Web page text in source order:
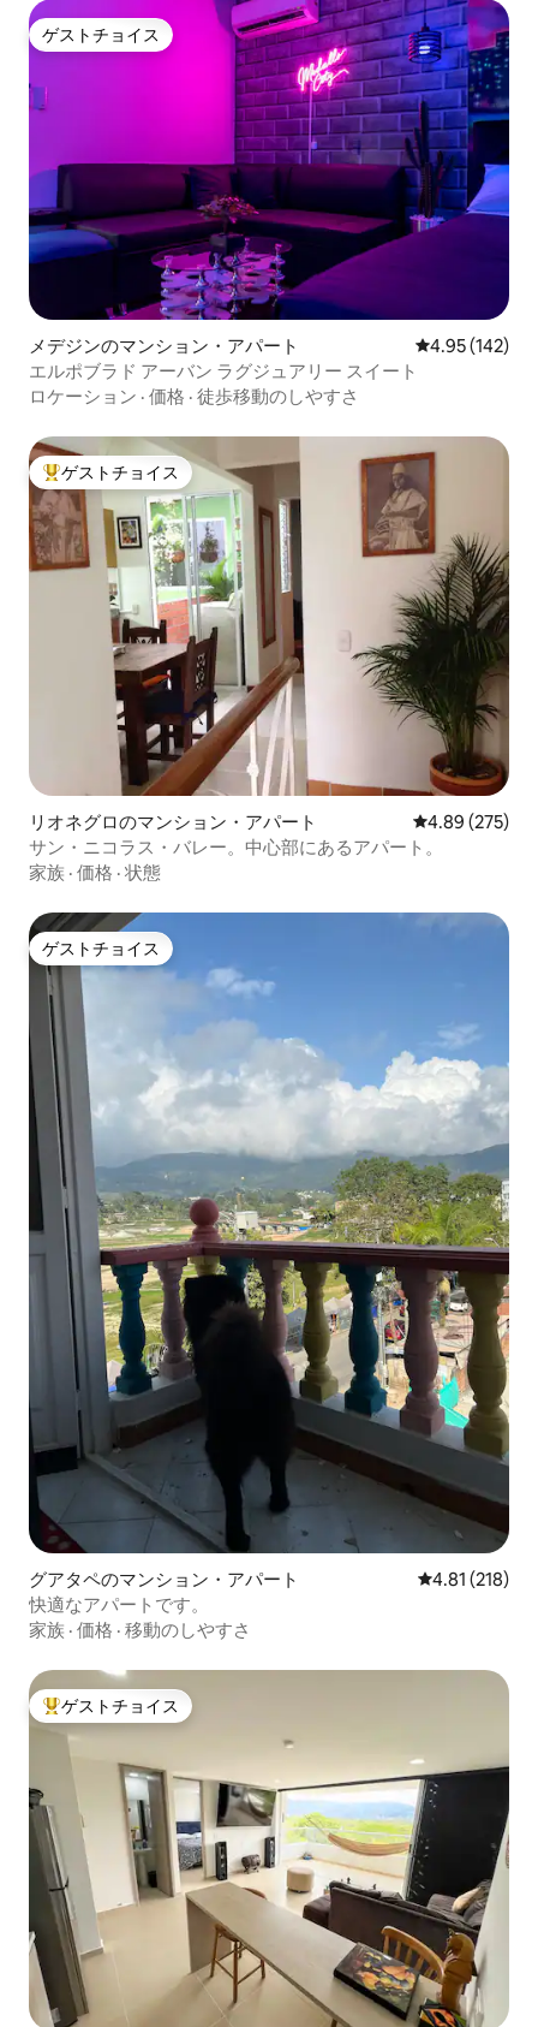
ゲストチョイス
ゲストチョイス
メデジンのマンション・アパート レビュー142
4.95 (142)
エルポブラド アーバン ラグジュアリー スイート
ロケーション · 価格 · 徒歩移動のしやすさ
大好評のゲストチョイスです。
ゲストチョイス
リオネグロのマンション・アパート レビュー275
4.89 (275)
サン・ニコラス・バレー。中心部にあるアパート。
家族 · 価格 · 状態
ゲストチョイス
ゲストチョイス
グアタペのマンション・アパート レビュー218
4.81 (218)
快適なアパートです。
家族 · 価格 · 移動のしやすさ
大好評のゲストチョイスです。
ゲストチョイス